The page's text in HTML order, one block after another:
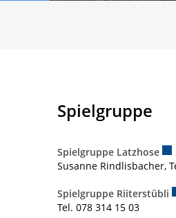
Spielgruppe
Spielgruppe Latzhose
Susanne Rindlisbacher,
Spielgruppe Riiterstübli
Tel. 078 314 15 03